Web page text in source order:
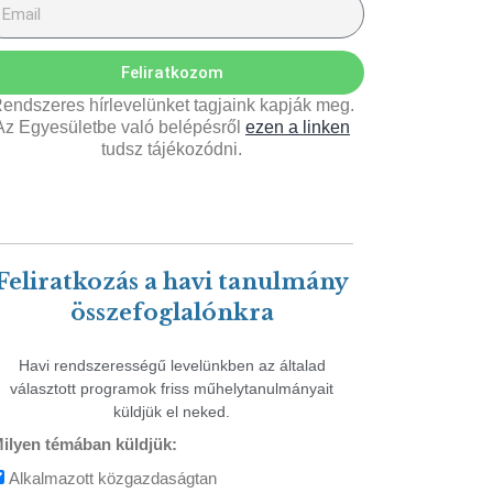
Feliratkozom
hírlevelünket tagjaink kapják meg.
Egyesületbe való belépésről ezen a linken
tudsz tájékozódni.
a havi tanulmány
összefoglalónkra
Havi rendszerességű levelünkben az általad
választott programok friss műhelytanulmányait
küldjük el neked.
témában küldjük:
Alkalmazott közgazdaságtan